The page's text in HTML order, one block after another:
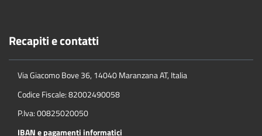
Recapiti e contatti
Via Giacomo Bove 36, 14040 Maranzana AT, Italia
Codice Fiscale: 82002490058
P.Iva: 00825020050
IBAN e pagamenti informatici